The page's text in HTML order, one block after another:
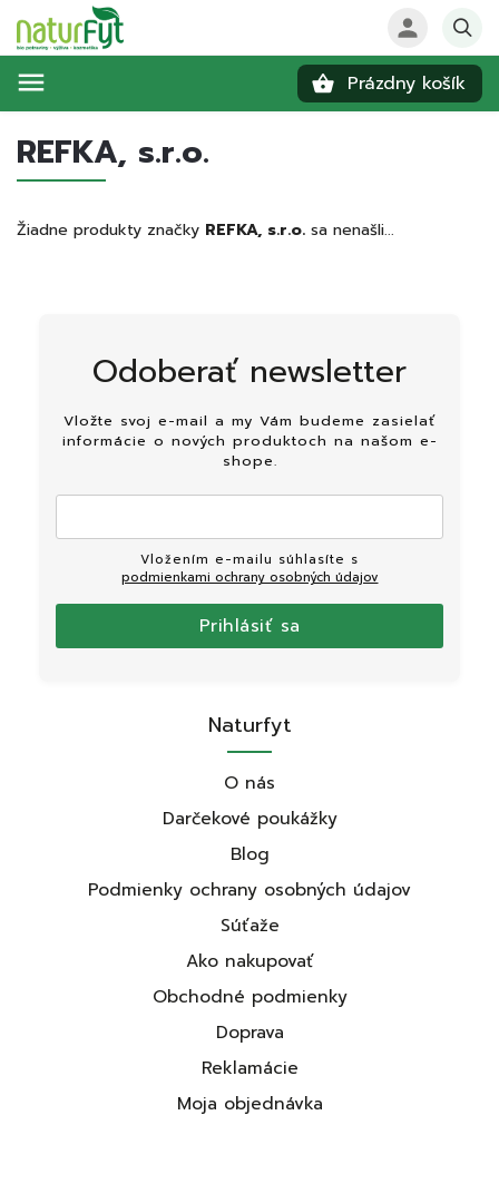
Prázdny košík
REFKA, s.r.o.
Žiadne produkty značky REFKA, s.r.o. sa nenašli...
Odoberať newsletter
Vložte svoj e-mail a my Vám budeme zasielať
informácie o nových produktoch na našom e-
shope.
podmienkami ochrany osobných údajov
Prihlásiť sa
Naturfyt
O nás
Darčekové poukážky
Blog
Podmienky ochrany osobných údajov
Súťaže
Ako nakupovať
Obchodné podmienky
Doprava
Reklamácie
Moja objednávka